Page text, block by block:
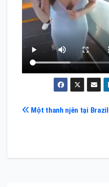
Điều
bài
Một thanh njên tại Brazil